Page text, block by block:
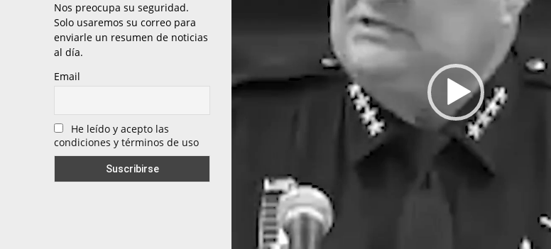
Nos preocupa su seguridad.
Solo usaremos su correo para
enviarle un resumen de noticias
al día.
Email
He leído y acepto las
condiciones y términos de uso